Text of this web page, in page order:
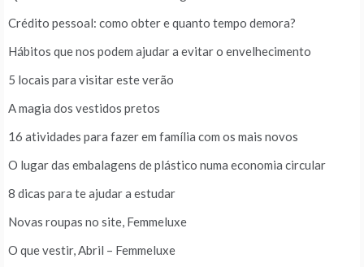
Crédito pessoal: como obter e quanto tempo demora?
Hábitos que nos podem ajudar a evitar o envelhecimento
5 locais para visitar este verão
A magia dos vestidos pretos
16 atividades para fazer em família com os mais novos
O lugar das embalagens de plástico numa economia circular
8 dicas para te ajudar a estudar
Novas roupas no site, Femmeluxe
O que vestir, Abril – Femmeluxe